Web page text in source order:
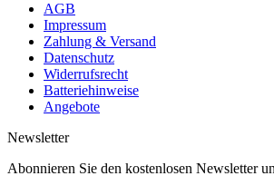
AGB
Impressum
Zahlung & Versand
Datenschutz
Widerrufsrecht
Batteriehinweise
Angebote
Newsletter
Abonnieren Sie den kostenlosen Newsletter